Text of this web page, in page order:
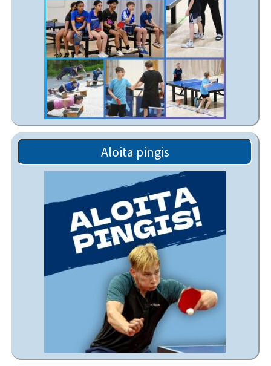
Aloita pingis